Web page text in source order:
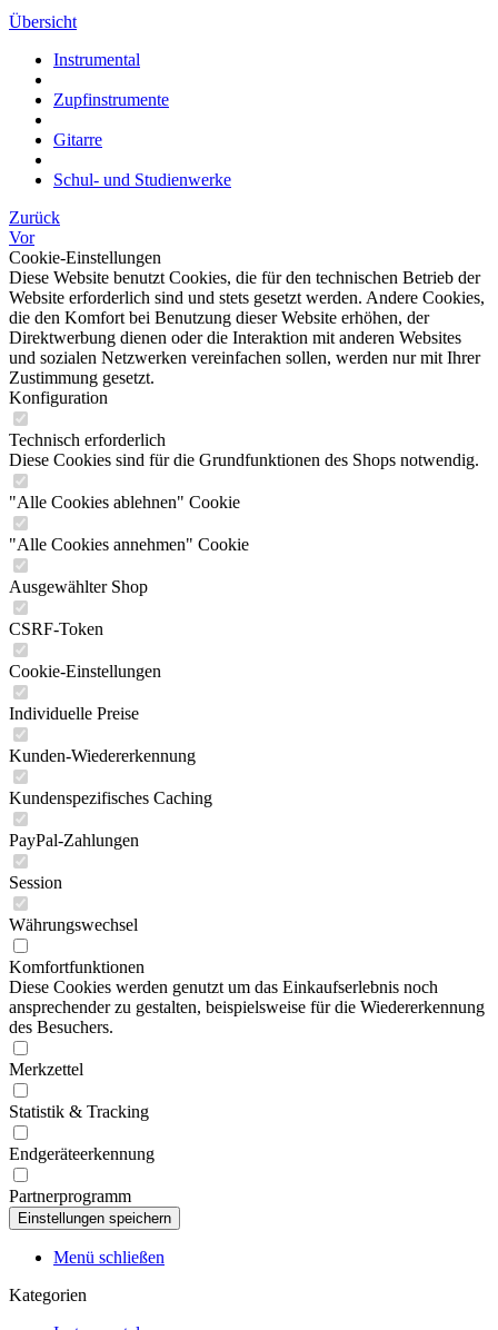
Übersicht
Instrumental
Zupfinstrumente
Gitarre
Schul- und Studienwerke
Zurück
Vor
Cookie-Einstellungen
Diese Website benutzt Cookies, die für den technischen Betrieb der
Website erforderlich sind und stets gesetzt werden. Andere Cookies,
die den Komfort bei Benutzung dieser Website erhöhen, der
Direktwerbung dienen oder die Interaktion mit anderen Websites
und sozialen Netzwerken vereinfachen sollen, werden nur mit Ihrer
Zustimmung gesetzt.
Konfiguration
Technisch erforderlich
Diese Cookies sind für die Grundfunktionen des Shops notwendig.
"Alle Cookies ablehnen" Cookie
"Alle Cookies annehmen" Cookie
Ausgewählter Shop
CSRF-Token
Cookie-Einstellungen
Individuelle Preise
Kunden-Wiedererkennung
Kundenspezifisches Caching
PayPal-Zahlungen
Session
Währungswechsel
Komfortfunktionen
Diese Cookies werden genutzt um das Einkaufserlebnis noch
ansprechender zu gestalten, beispielsweise für die Wiedererkennung
des Besuchers.
Merkzettel
Statistik & Tracking
Endgeräteerkennung
Partnerprogramm
Menü schließen
Kategorien